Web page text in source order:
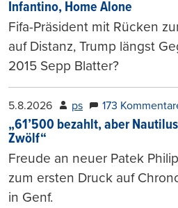
Infantino, Home Alone
Fifa-Präsident mit Rücken
auf Distanz, Trump längst
2015 Sepp Blatter?
5.8.2026 ps 173
„61’500 bezahlt, aber
Zwölf“
Freude an neuer Patek
zum ersten Druck auf
in Genf.